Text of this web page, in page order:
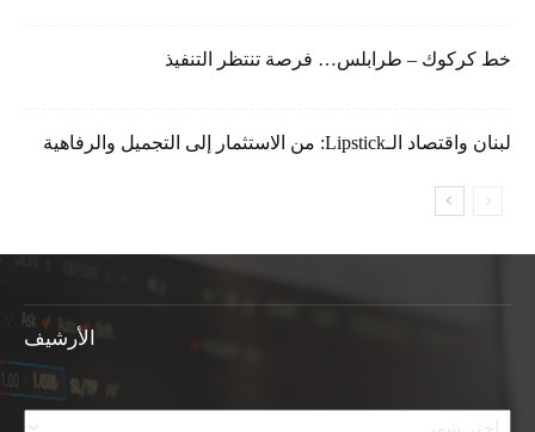
خط كركوك – طرابلس… فرصة تنتظر التنفيذ
لبنان واقتصاد الـLipstick: من الاستثمار إلى التجميل والرفاهية
الأرشيف
الأرشيف